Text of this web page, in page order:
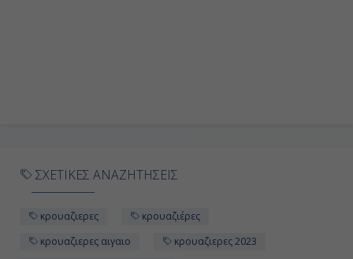
ΣΧΕΤΙΚΕΣ ΑΝΑΖΗΤΗΣΕΙΣ
κρουαζιερες
κρουαζιέρες
κρουαζιερες αιγαιο
κρουαζιερες 2023